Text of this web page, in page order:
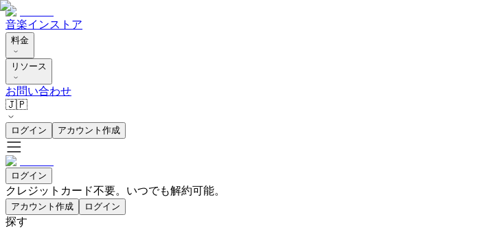
音楽インストア
料金
リソース
お問い合わせ
🇯🇵
ログイン アカウント作成
ログイン
クレジットカード不要。いつでも解約可能。
アカウント作成 ログイン
探す